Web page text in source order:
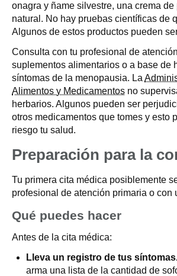
onagra y ñame silvestre, una crema de
natural. No hay pruebas científicas de
Algunos de estos productos pueden
Consulta con tu profesional de
suplementos alimentarios o a base de
síntomas de la menopausia. La
Alimentos y Medicamentos no
herbarios. Algunos pueden ser
otros medicamentos que tomes y esto
riesgo tu salud.
Preparación para la
Tu primera cita médica posiblemente
profesional de atención primaria o con
Qué puedes hacer
Antes de la cita médica:
Lleva un registro de tus
arma una lista de la cantidad de